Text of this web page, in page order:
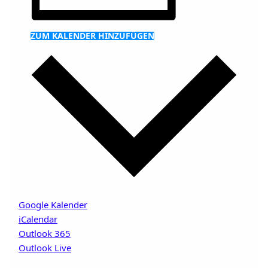
ZUM KALENDER HINZUFÜGEN
Google Kalender
iCalendar
Outlook 365
Outlook Live